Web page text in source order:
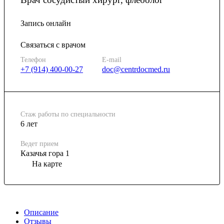
Запись онлайн
Связаться с врачом
Телефон
+7 (914) 400-00-27
E-mail
doc@centrdocmed.ru
Стаж работы по специальности
6 лет
Ведет прием
Казачья гора 1
На карте
Описание
Отзывы